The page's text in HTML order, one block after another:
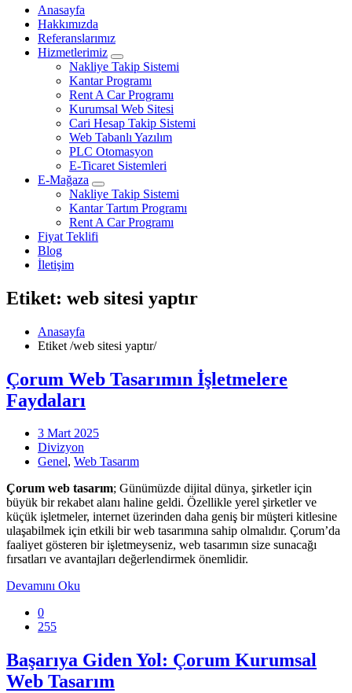
Anasayfa
Hakkımızda
Referanslarımız
Hizmetlerimiz
Nakliye Takip Sistemi
Kantar Programı
Rent A Car Programı
Kurumsal Web Sitesi
Cari Hesap Takip Sistemi
Web Tabanlı Yazılım
PLC Otomasyon
E-Ticaret Sistemleri
E-Mağaza
Nakliye Takip Sistemi
Kantar Tartım Programı
Rent A Car Programı
Fiyat Teklifi
Blog
İletişim
Etiket: web sitesi yaptır
Anasayfa
Etiket /web sitesi yaptır/
Çorum Web Tasarımın İşletmelere
Faydaları
3 Mart 2025
Divizyon
Genel, Web Tasarım
Çorum web tasarım; Günümüzde dijital dünya, şirketler için
büyük bir rekabet alanı haline geldi. Özellikle yerel şirketler ve
küçük işletmeler, internet üzerinden daha geniş bir müşteri kitlesine
ulaşabilmek için etkili bir web tasarımına sahip olmalıdır. Çorum’da
faaliyet gösteren bir işletmeyseniz, web tasarımın size sunacağı
fırsatları ve avantajları değerlendirmek önemlidir.
Devamını Oku
0
255
Başarıya Giden Yol: Çorum Kurumsal
Web Tasarım